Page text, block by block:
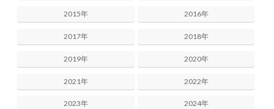
2015年 2016年
2017年 2018年
2019年 2020年
2021年 2022年
2023年 2024年